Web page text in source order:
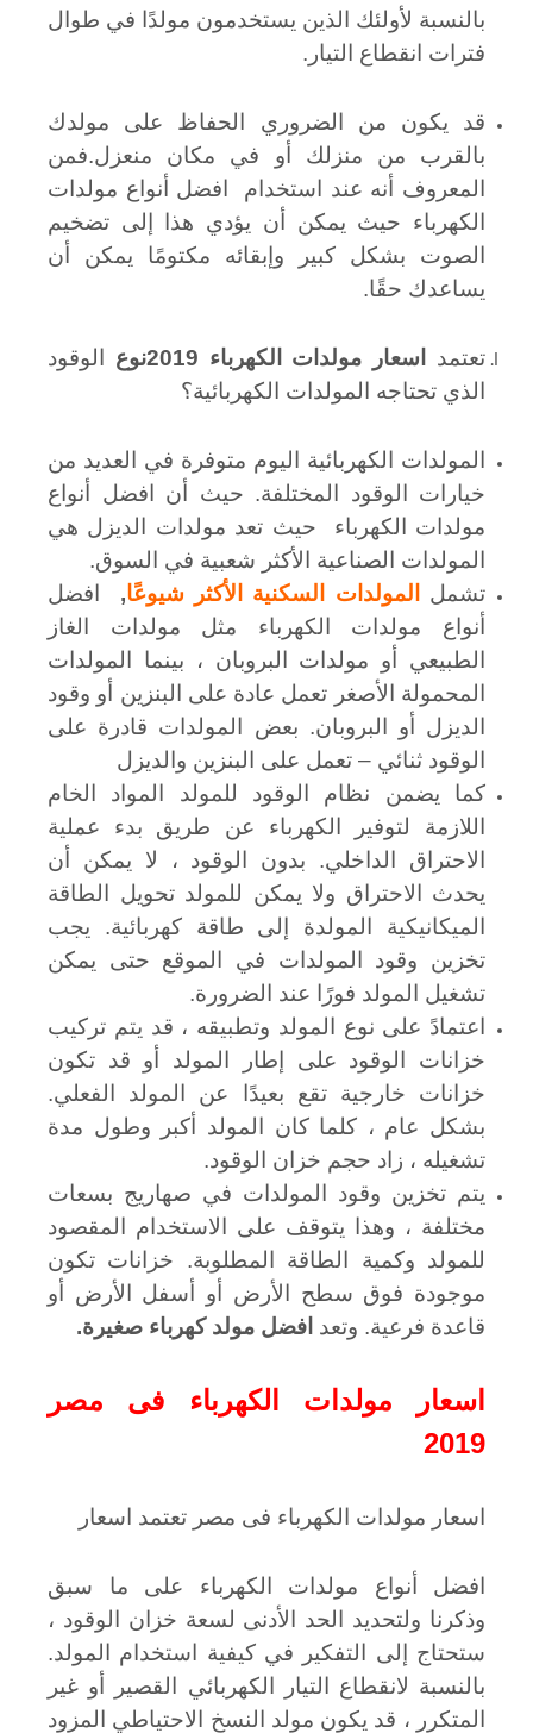
بالنسبة لأولئك الذين يستخدمون مولدًا في طوال
فترات انقطاع التيار.
قد يكون من الضروري الحفاظ على مولدك
بالقرب من منزلك أو في مكان منعزل.فمن
المعروف أنه عند استخدام افضل أنواع مولدات
الكهرباء حيث يمكن أن يؤدي هذا إلى تضخيم
الصوت بشكل كبير وإبقائه مكتومًا يمكن أن
يساعدك حقًا.
تعتمد اسعار مولدات الكهرباء 2019نوع
الوقود
الذي تحتاجه المولدات الكهربائية؟
المولدات الكهربائية اليوم متوفرة في العديد من
خيارات الوقود المختلفة. حيث أن افضل أنواع
مولدات الكهرباء حيث تعد مولدات الديزل هي
المولدات الصناعية الأكثر شعبية في السوق.
تشمل
المولدات السكنية الأكثر شيوعًا, افضل
أنواع مولدات الكهرباء مثل مولدات الغاز
الطبيعي أو مولدات البروبان ، بينما المولدات
المحمولة الأصغر تعمل عادة على البنزين أو وقود
الديزل أو البروبان. بعض المولدات قادرة على
الوقود ثنائي – تعمل على البنزين والديزل
كما يضمن نظام الوقود للمولد المواد الخام
اللازمة لتوفير الكهرباء عن طريق بدء عملية
الاحتراق الداخلي. بدون الوقود ، لا يمكن أن
يحدث الاحتراق ولا يمكن للمولد تحويل الطاقة
الميكانيكية المولدة إلى طاقة كهربائية. يجب
تخزين وقود المولدات في الموقع حتى يمكن
تشغيل المولد فورًا عند الضرورة.
اعتمادً على نوع المولد وتطبيقه ، قد يتم تركيب
خزانات الوقود على إطار المولد أو قد تكون
خزانات خارجية تقع بعيدًا عن المولد الفعلي.
بشكل عام ، كلما كان المولد أكبر وطول مدة
تشغيله ، زاد حجم خزان الوقود.
يتم تخزين وقود المولدات في صهاريج بسعات
مختلفة ، وهذا يتوقف على الاستخدام المقصود
للمولد وكمية الطاقة المطلوبة. خزانات تكون
موجودة فوق سطح الأرض أو أسفل الأرض أو
قاعدة فرعية. وتعد افضل مولد كهرباء صغيرة.
اسعار مولدات الكهرباء فى مصر
2019
اسعار مولدات الكهرباء فى مصر تعتمد اسعار
افضل أنواع مولدات الكهرباء على ما سبق
وذكرنا ولتحديد الحد الأدنى لسعة خزان الوقود ،
ستحتاج إلى التفكير في كيفية استخدام المولد.
بالنسبة لانقطاع التيار الكهربائي القصير أو غير
المتكرر ، قد يكون مولد النسخ الاحتياطي المزود